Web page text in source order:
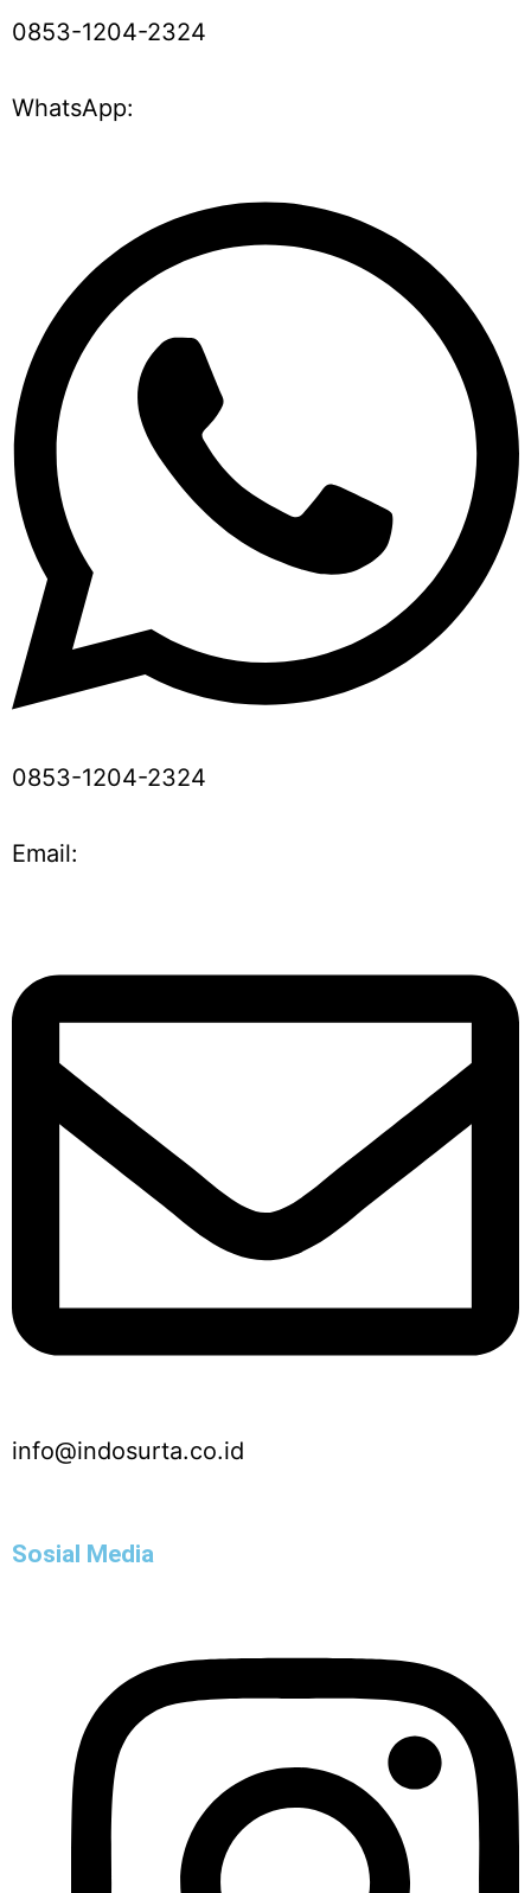
0853-1204-2324
WhatsApp:
0853-1204-2324
Email:
info@indosurta.co.id
Sosial Media